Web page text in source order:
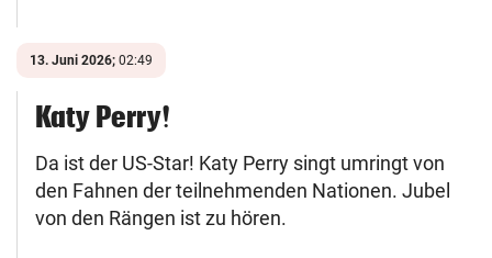
13. Juni 2026; 02:49
Katy Perry!
Da ist der US-Star! Katy Perry singt umringt von
den Fahnen der teilnehmenden Nationen. Jubel
von den Rängen ist zu hören.